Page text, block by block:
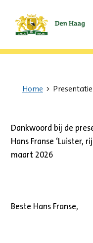
Ga
de
Home
Dankwoord bij de
Hans Franse ‘Luister,
maart 2026
Beste Hans Franse,